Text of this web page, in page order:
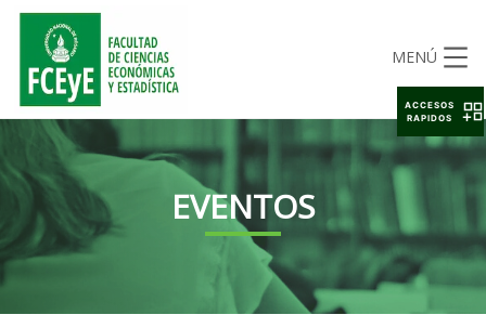
MENÚ
EVENTOS
ACCESOS
RAPIDOS